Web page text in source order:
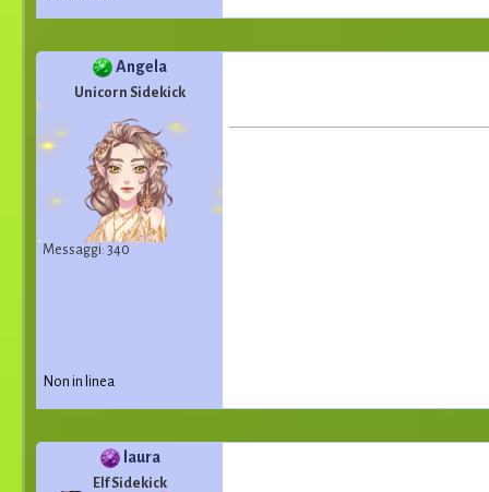
Angela
Unicorn Sidekick
Messaggi: 340
Non in linea
laura
Elf Sidekick